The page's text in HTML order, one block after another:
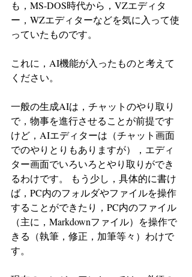
も，MS-DOS時代から，VZエディタ
ー，WZエディターなどを気に入って使
っていたものです。
これに，AI機能が入ったものと考えて
ください。
一般の生成AIは，チャットのやり取り
で，物事を進行させることが前提です
けど，AIエディターは（チャット画面
でのやりとりもありますが），エディ
ター画面でいろいろとやり取りができ
るわけです。 もう少し，具体的に書け
ば，PC内のフォルダやファイルを操作
することができたり，PC内のファイル
（主に，Markdownファイル）を操作で
きる（執筆，修正，加筆等々）わけで
す。